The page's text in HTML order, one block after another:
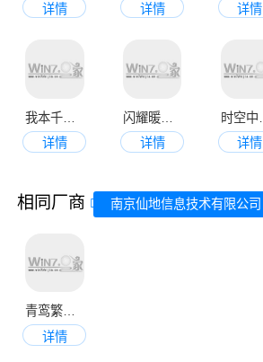
详情
详情
详情
我本千金手机版
详情
闪耀暖暖手机正式版
详情
详情
相同厂商 南京仙地信息技术有限公司
青鸾繁华录
详情